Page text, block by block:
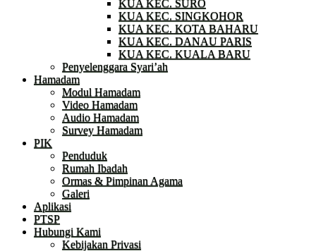
KUA KEC. SURO
KUA KEC. SINGKOHOR
KUA KEC. KOTA BAHARU
KUA KEC. DANAU PARIS
KUA KEC. KUALA BARU
Penyelenggara Syari’ah
Hamadam
Modul Hamadam
Video Hamadam
Audio Hamadam
Survey Hamadam
PIK
Penduduk
Rumah Ibadah
Ormas & Pimpinan Agama
Galeri
Aplikasi
PTSP
Hubungi Kami
Kebijakan Privasi